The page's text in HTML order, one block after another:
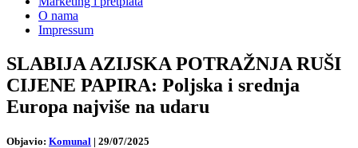
O nama
Impressum
SLABIJA AZIJSKA POTRAŽNJA RUŠI
CIJENE PAPIRA: Poljska i srednja
Europa najviše na udaru
Objavio: Komunal | 29/07/2025